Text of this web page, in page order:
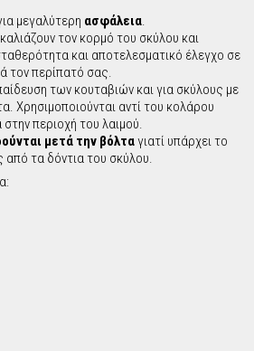
r
m
μεγαλύτερη ασφάλεια.
τον κορμό του σκύλου και
και αποτελεσματικό έλεγχο σε
τον περίπατό σας.
των κουταβιών και για σκύλους με
Xρησιμοποιούνται αντί του κολάρου
περιοχή του λαιμού.
μετά την βόλταγιατί υπάρχει το
τα δόντια του σκύλου.